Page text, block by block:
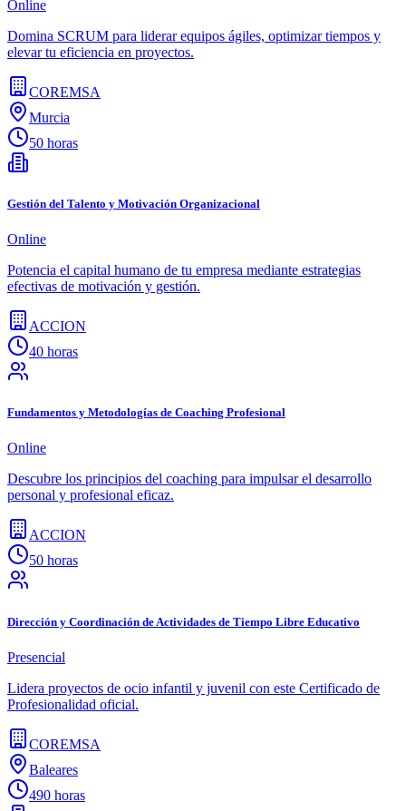
Online
Domina SCRUM para liderar equipos ágiles, optimizar tiempos y
elevar tu eficiencia en proyectos.
COREMSA
Murcia
50 horas
Gestión del Talento y Motivación Organizacional
Online
Potencia el capital humano de tu empresa mediante estrategias
efectivas de motivación y gestión.
ACCION
40 horas
Fundamentos y Metodologías de Coaching Profesional
Online
Descubre los principios del coaching para impulsar el desarrollo
personal y profesional eficaz.
ACCION
50 horas
Dirección y Coordinación de Actividades de Tiempo Libre Educativo
Presencial
Lidera proyectos de ocio infantil y juvenil con este Certificado de
Profesionalidad oficial.
COREMSA
Baleares
490 horas